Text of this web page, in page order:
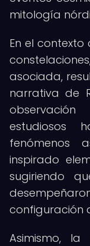
mitología
En el
asociada,
narrativa de
estudiosos
fenómenos
inspirado
sugiriendo
configuración
Asimismo, la